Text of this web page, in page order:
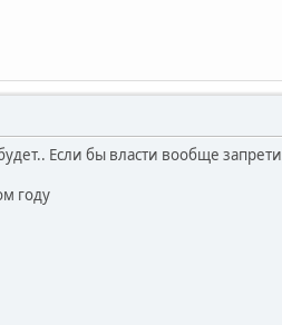
Если бы власти вообще
году